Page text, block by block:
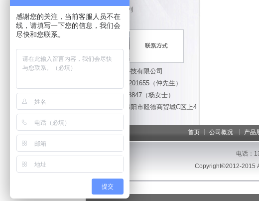
岗亭系列
绵阳开门红科技有限公司
手机：13908201655（仲先生）
13980538847（杨女士）
办公地址：绵阳市毅德商贸城C区上4
首页 公司概况 产品
电话：
Copyright©2012-2015
感谢您的关注，当前客服人员不在
线，请填写一下您的信息，我们会
尽快和您联系。
提交